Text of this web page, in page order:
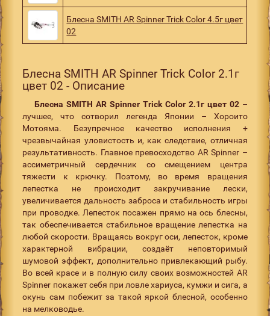
Блесна SMITH AR Spinner Trick Color 4.5г цвет
02
Блесна SMITH AR Spinner Trick Color 2.1г
цвет 02 - Описание
Блесна SMITH AR Spinner Trick Color 2.1г цвет 02–
лучшее, что сотворил легенда Японии – Хороито
Мотояма. Безупречное качество исполнения +
чрезвычайная уловистость и, как следствие, отличная
результативность. Главное превосходство AR Spinner –
ассиметричный сердечник со смещением центра
тяжести к крючку. Поэтому, во время вращения
лепестка не происходит закручивание лески,
увеличивается дальность заброса и стабильность игры
при проводке. Лепесток посажен прямо на ось блесны,
так обеспечивается стабильное вращение лепестка на
любой скорости. Вращаясь вокруг оси, лепесток, кроме
характерной вибрации, создаёт неповторимый
шумовой эффект, дополнительно привлекающий рыбу.
Во всей красе и в полную силу своих возможностей AR
Spinner покажет себя при ловле хариуса, кумжи и сига, а
окунь сам побежит за такой яркой блесной, особенно
на мелководье.